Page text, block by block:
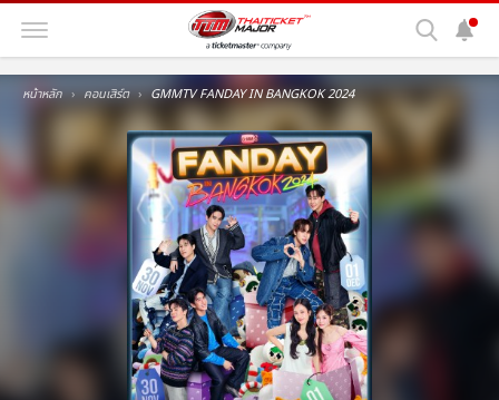
หน้าหลัก คอนเสิร์ต GMMTV FANDAY IN BANGKOK 2024